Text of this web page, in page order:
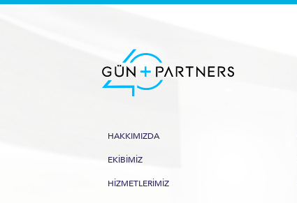
HAKKIMIZDA
EKIBIMIZ
HIZMETLERIMIZ